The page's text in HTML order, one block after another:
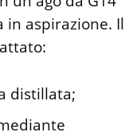
in aspirazione. Il
distillata;